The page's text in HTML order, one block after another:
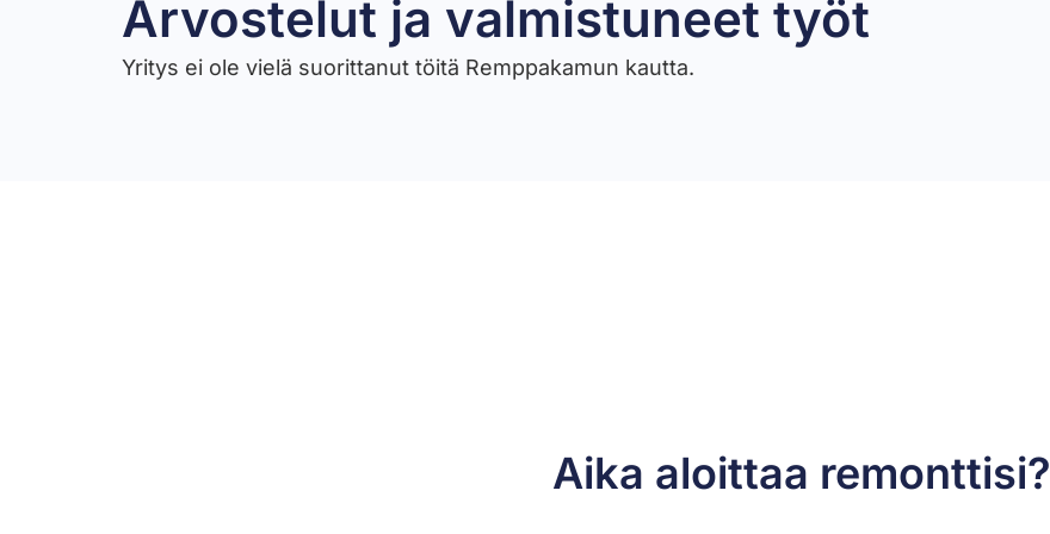
Arvostelut ja valmistuneet työt​
Yritys ei ole vielä suorittanut töitä Remppakamun kautta.
Aika aloittaa remonttisi?